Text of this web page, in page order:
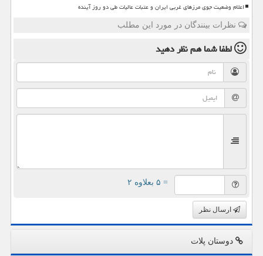
اعلام وضعیت جوی مرزهای غربی ایران و عتبات عالیات طی دو روز آینده
نظرات بینندگان در مورد این مطلب
لطفا شما همنظر دهید
= ۵ بعلاوه ۲
ارسال نظر
دوستان پلات